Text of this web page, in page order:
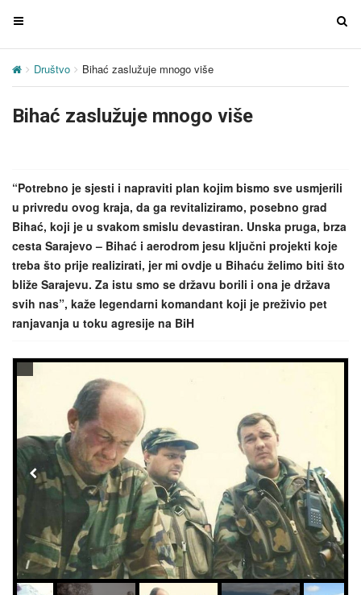
T
g
e
g
a
t
i
o
n
T
i
a
t
i
Društvo Bihać zaslužuje mnogo više
Bihać zaslužuje mnogo više
“Potrebno je sjesti i napraviti plan kojim bismo sve usmjerili
u privredu ovog kraja, da ga revitaliziramo, posebno grad
Bihać, koji je u svakom smislu devastiran. Unska pruga, brza
cesta Sarajevo – Bihać i aerodrom jesu ključni projekti koje
treba što prije realizirati, jer mi ovdje u Bihaću želimo biti što
bliže Sarajevu. Za istu smo se državu borili i ona je država
svih nas”, kaže legendarni komandant koji je preživio pet
ranjavanja u toku agresije na BiH